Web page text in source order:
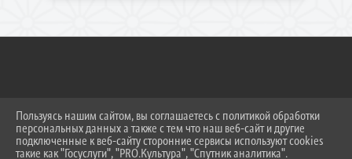
2026 Г. TIKTIMREGION.RU
ВХОД
КАРТА САЙТА
Пользуясь нашим сайтом, вы соглашаетесь с политикой обработки
персональных данных а также с тем что наш веб-сайт и другие
подключенные к веб-сайту сторонние сервисы используют cookies
такие как "Госуслуги", "PRO.Культура", "Спутник аналитика".